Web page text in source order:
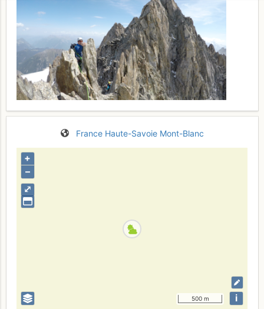
France Haute-Savoie Mont-Blanc
⤢
+
–
500 m i